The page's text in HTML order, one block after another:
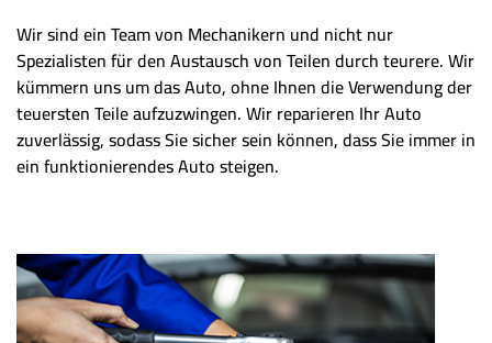
Wir sind ein Team von Mechanikern und nicht nur
Spezialisten für den Austausch von Teilen durch teurere. Wir
kümmern uns um das Auto, ohne Ihnen die Verwendung der
teuersten Teile aufzuzwingen. Wir reparieren Ihr Auto
zuverlässig, sodass Sie sicher sein können, dass Sie immer in
ein funktionierendes Auto steigen.